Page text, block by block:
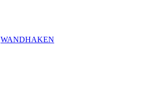
WANDHAKEN